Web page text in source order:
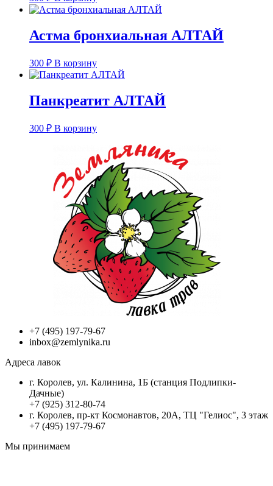
Астма бронхиальная АЛТАЙ
300 ₽ В корзину
Панкреатит АЛТАЙ
300 ₽ В корзину
+7 (495) 197-79-67
inbox@zemlynika.ru
Адреса лавок
г. Королев, ул. Калинина, 1Б (станция Подлипки-
Дачные)
+7 (925) 312-80-74
г. Королев, пр-кт Космонавтов, 20А, ТЦ "Гелиос", 3 этаж
+7 (495) 197-79-67
Мы принимаем